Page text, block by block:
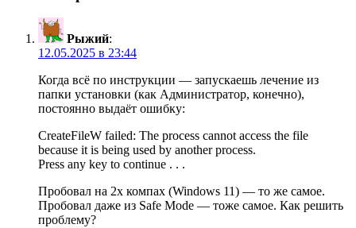
Рыжий:
12.05.2025 в 23:44
Когда всё по инструкции — запускаешь лечение из
папки установки (как Администратор, конечно),
постоянно выдаёт ошибку:
CreateFileW failed: The process cannot access the file
because it is being used by another process.
Press any key to continue . . .
Пробовал на 2х компах (Windows 11) — то же самое.
Пробовал даже из Safe Mode — тоже самое. Как решить
проблему?